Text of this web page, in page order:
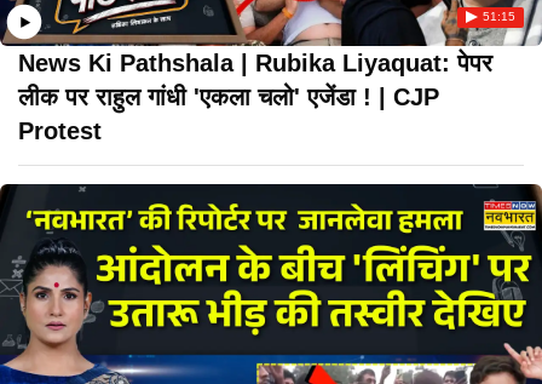
51:15
News Ki Pathshala | Rubika Liyaquat: पेपर
लीक पर राहुल गांधी 'एकला चलो' एजेंडा ! | CJP
Protest